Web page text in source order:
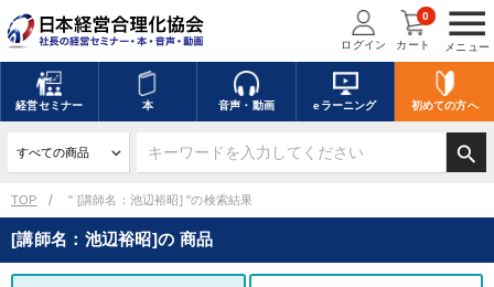
menu
メニュー
ログイン カート
0
経営セミナー 本 音声・動画 eラーニング 初めての方へ
search
TOP " [講師名：池辺裕昭] "の検索結果
[講師名：池辺裕昭]の 商品